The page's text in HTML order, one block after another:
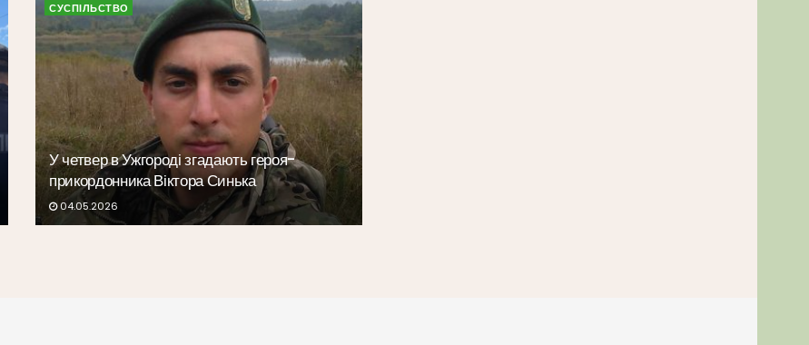
СУСПІЛЬСТВО
У четвер в Ужгороді згадають героя-
прикордонника Віктора Синька
04.05.2026